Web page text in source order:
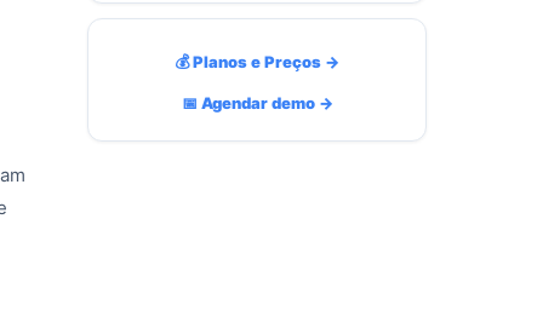
💰 Planos e Preços →
📅 Agendar demo →